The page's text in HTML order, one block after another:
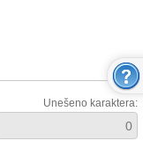
Unešeno karaktera: